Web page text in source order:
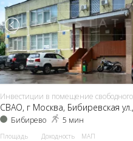
CВАО, г Москва, Бибиревская
Бибирево 5 мин
Площадь Доходность МАП